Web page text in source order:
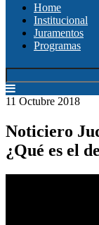
Home
Institucional
Juramentos
Programas
11 Octubre 2018
Noticiero
¿Qué es el